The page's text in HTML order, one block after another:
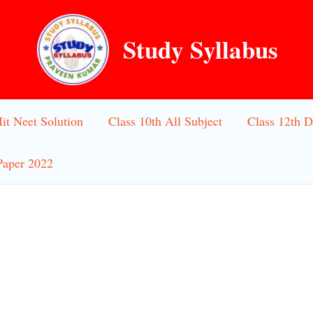
Study Syllabus
Neet Solution Class 10th All Subject Class 12th
2022